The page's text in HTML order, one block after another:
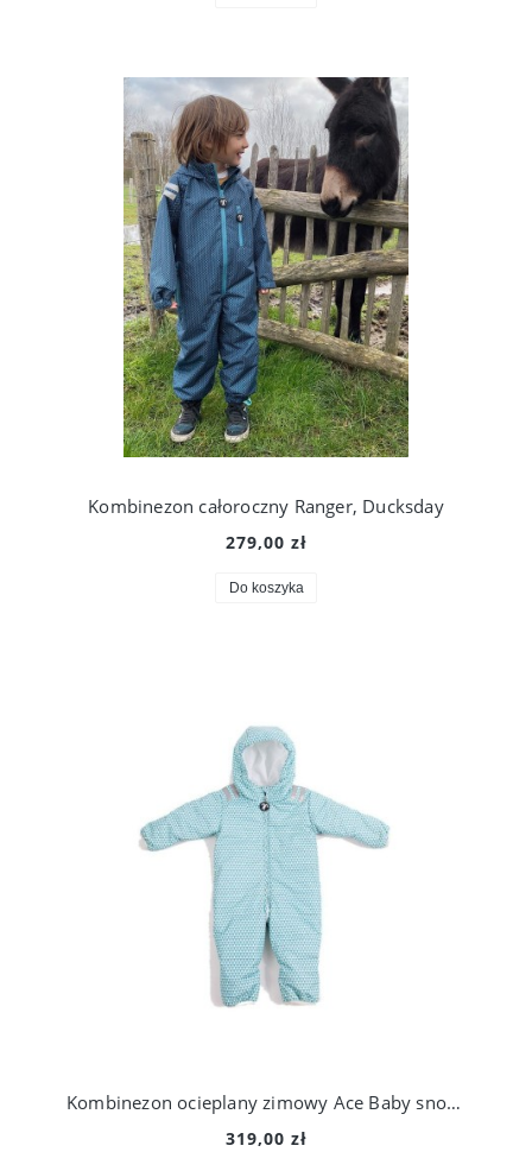
Kombinezon całoroczny Ranger, Ducksday
279,00 zł
Do koszyka
Kombinezon ocieplany zimowy Ace Baby snowsuit, Ducksday
319,00 zł